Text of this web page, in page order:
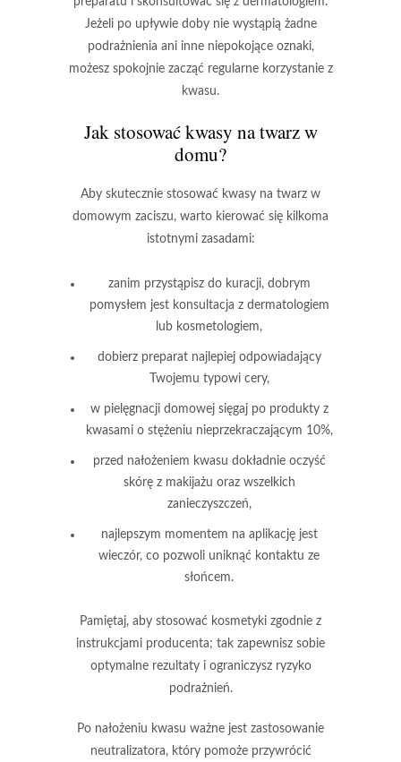
Jeżeli po upływie doby nie wystąpią żadne
podrażnienia ani inne niepokojące oznaki,
możesz spokojnie zacząć regularne korzystanie z
kwasu.
Jak stosować kwasy na twarz w
domu?
Aby skutecznie stosować kwasy na twarz w
domowym zaciszu, warto kierować się kilkoma
istotnymi zasadami:
zanim przystąpisz do kuracji, dobrym
pomysłem jest konsultacja z dermatologiem
lub kosmetologiem,
dobierz preparat najlepiej odpowiadający
Twojemu typowi cery,
w pielęgnacji domowej sięgaj po produkty z
kwasami o stężeniu nieprzekraczającym 10%,
przed nałożeniem kwasu dokładnie oczyść
skórę z makijażu oraz wszelkich
zanieczyszczeń,
najlepszym momentem na aplikację jest
wieczór, co pozwoli uniknąć kontaktu ze
słońcem.
Pamiętaj, aby stosować kosmetyki zgodnie z
instrukcjami producenta; tak zapewnisz sobie
optymalne rezultaty i ograniczysz ryzyko
podrażnień.
Po nałożeniu kwasu ważne jest zastosowanie
neutralizatora,który pomoże przywrócić